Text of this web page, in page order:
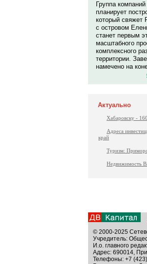
Группа
планирует
который свяжет
с островом
станет первым
масштабного
комплексного
территории.
намечено на
Актуально
Хабаровску -
Адреса
край
Туризм:
Недвижимость
© 2000-2025
Учредитель:
И.о. главного
Адрес: 690014,
Телефоны: +7